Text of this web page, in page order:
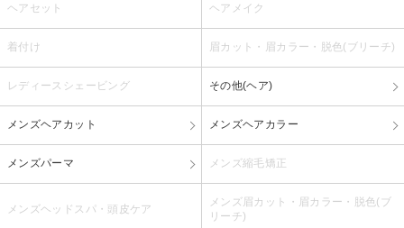
ヘアセット ヘアメイク
着付け 眉カット・眉カラー・脱色(ブリーチ)
レディースシェービング その他(ヘア)
メンズヘアカット メンズヘアカラー
メンズパーマ メンズ縮毛矯正
メンズヘッドスパ・頭皮ケア
メンズ眉カット・眉カラー・脱色(ブ
リーチ)